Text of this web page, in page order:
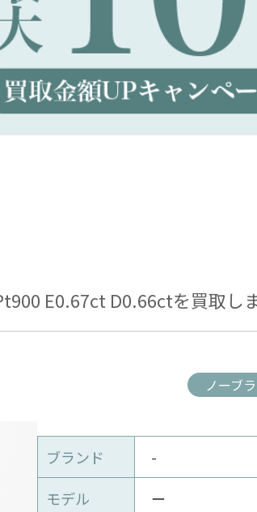
E0.67ct D0.66ctを買取し
ノーブ
ブランド
-
モデル
ー